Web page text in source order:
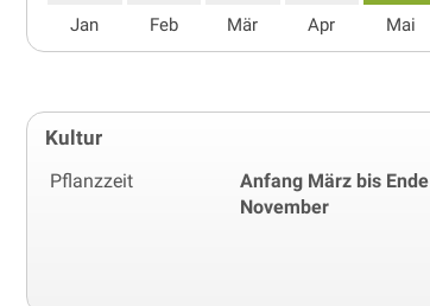
Jan Feb Mär Apr Mai
Kultur
Pflanzzeit
Anfang März bis Ende
November